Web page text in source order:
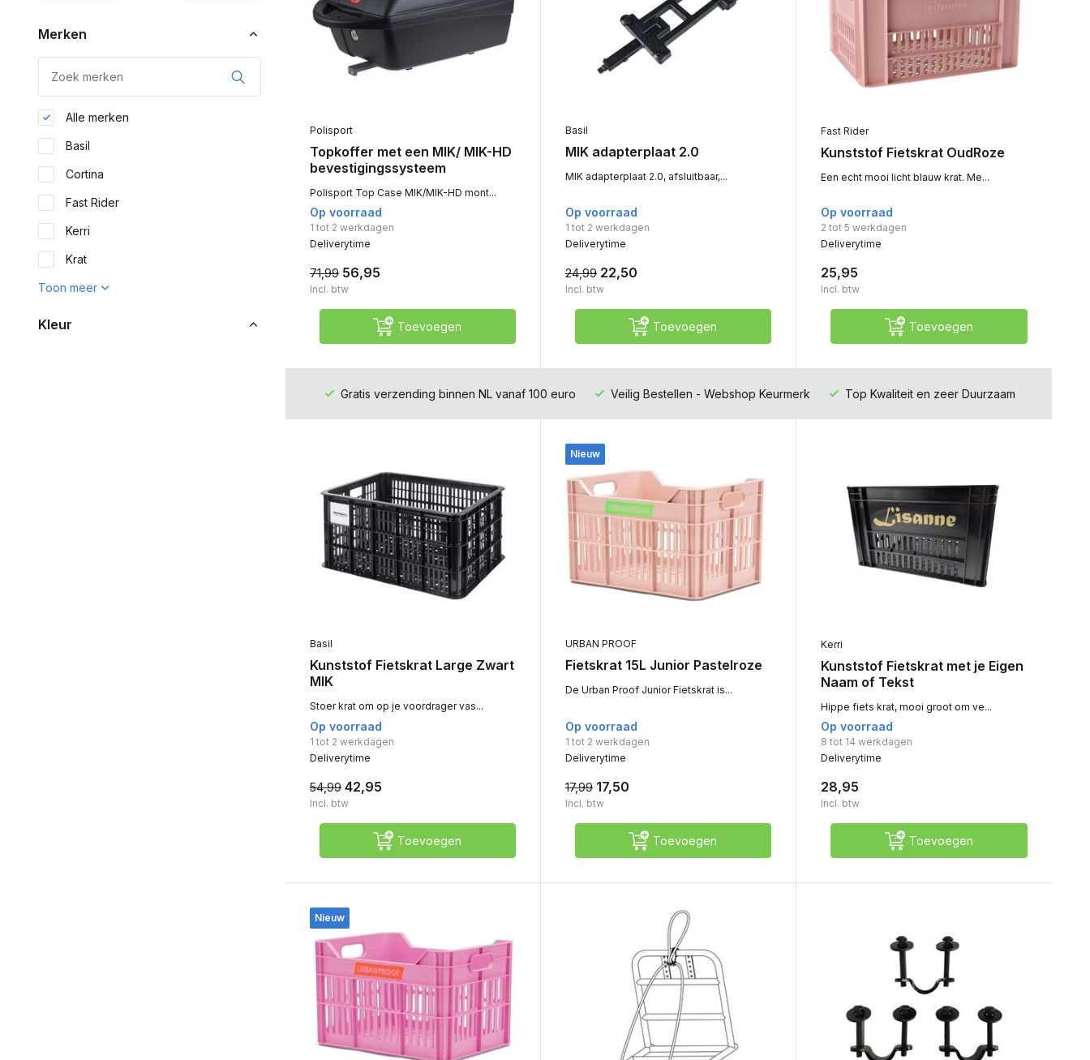
Merken
Alle merken
Basil
Cortina
Fast Rider
Kerri
Krat
Toon meer
Kleur
Polisport
Topkoffer met een MIK/ MIK-HD
bevestigingssysteem
Polisport Top Case MIK/MIK-HD mont...
Op voorraad
1 tot 2 werkdagen
Deliverytime
71,99 56,95
Incl. btw
Toevoegen
Basil
MIK adapterplaat 2.0
MIK adapterplaat 2.0, afsluitbaar,...
Op voorraad
1 tot 2 werkdagen
Deliverytime
24,99 22,50
Incl. btw
Toevoegen
Fast Rider
Kunststof Fietskrat OudRoze
Een echt mooi licht blauw krat. Me...
Op voorraad
2 tot 5 werkdagen
Deliverytime
25,95
Incl. btw
Toevoegen
Gratis verzending binnen NL vanaf 100 euro Veilig Bestellen - Webshop Keurmerk Top Kwaliteit en zeer Duurzaam
Basil
Kunststof Fietskrat Large Zwart
MIK
Stoer krat om op je voordrager vas...
Op voorraad
1 tot 2 werkdagen
Deliverytime
54,99 42,95
Incl. btw
Toevoegen
Nieuw
URBAN PROOF
Fietskrat 15L Junior Pastelroze
De Urban Proof Junior Fietskrat is...
Op voorraad
1 tot 2 werkdagen
Deliverytime
17,99 17,50
Incl. btw
Toevoegen
Kerri
Kunststof Fietskrat met je Eigen
Naam of Tekst
Hippe fiets krat, mooi groot om ve...
Op voorraad
8 tot 14 werkdagen
Deliverytime
28,95
Incl. btw
Toevoegen
Nieuw